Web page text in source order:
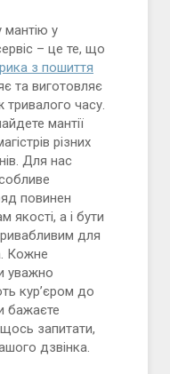
мантію у
– це те, що
з пошиття
та виготовляє
часу.
мантії
різних
Для нас
повинен
якості, а і бути
для
Кожне
уважно
кур’єром до
бажаєте
запитати,
дзвінка.